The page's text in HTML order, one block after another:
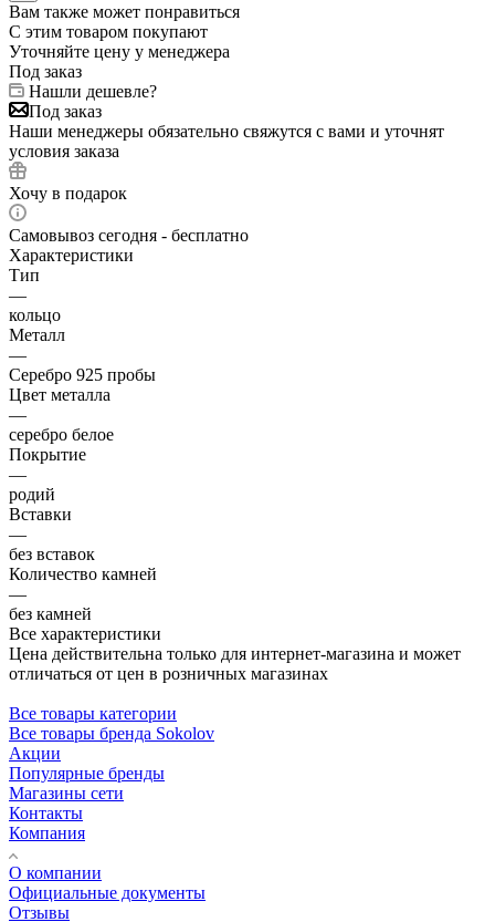
Вам также может понравиться
С этим товаром покупают
Уточняйте цену у менеджера
Под заказ
Нашли дешевле?
Под заказ
Наши менеджеры обязательно свяжутся с вами и уточнят
условия заказа
Хочу в подарок
Самовывоз сегодня - бесплатно
Характеристики
Тип
—
кольцо
Металл
—
Серебро 925 пробы
Цвет металла
—
серебро белое
Покрытие
—
родий
Вставки
—
без вставок
Количество камней
—
без камней
Все характеристики
Цена действительна только для интернет-магазина и может
отличаться от цен в розничных магазинах
Все товары категории
Все товары бренда Sokolov
Акции
Популярные бренды
Магазины сети
Контакты
Компания
О компании
Официальные документы
Отзывы